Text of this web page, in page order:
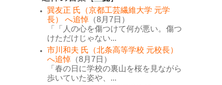
巽友正 氏（京都工芸繊維大学 元学
長） へ追悼 （8月7日）
「「人の心を傷つけて何が悪い。傷つ
けただけじゃない...
市川和夫 氏（北条高等学校 元校長）
へ追悼 （8月7日）
「春の日に学校の裏山を桜を見ながら
歩いていた姿や、...